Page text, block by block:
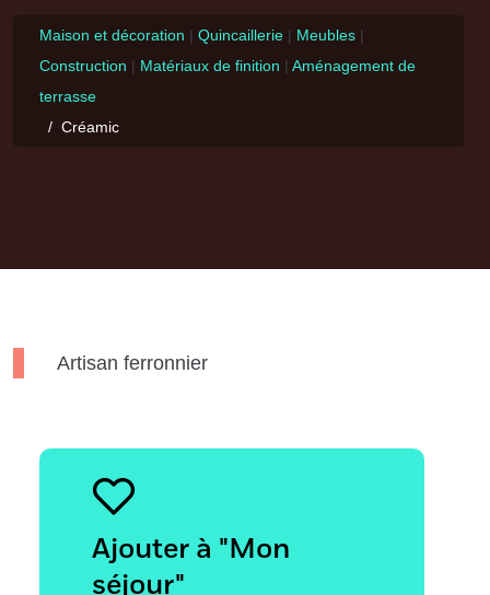
Maison et décoration | Quincaillerie | Meubles |
Construction | Matériaux de finition | Aménagement de
terrasse
Créamic
Artisan ferronnier
Ajouter à "Mon
séjour"